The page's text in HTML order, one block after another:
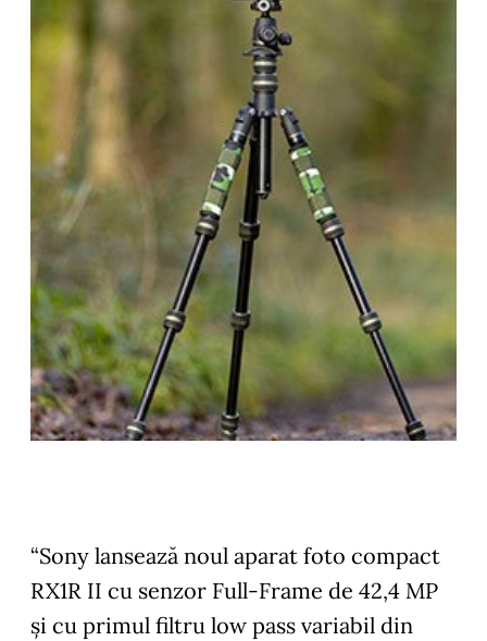
“Sony lansează noul aparat foto compact
RX1R II cu senzor Full-Frame de 42,4 MP
și cu primul filtru low pass variabil din